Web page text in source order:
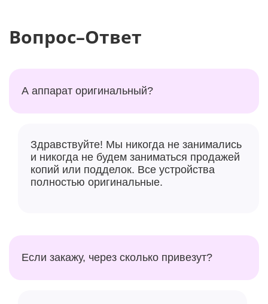
Вопрос–Ответ
А аппарат оригинальный?
Здравствуйте! Мы никогда не занимались
и никогда не будем заниматься продажей
копий или подделок. Все устройства
полностью оригинальные.
Если закажу, через сколько привезут?